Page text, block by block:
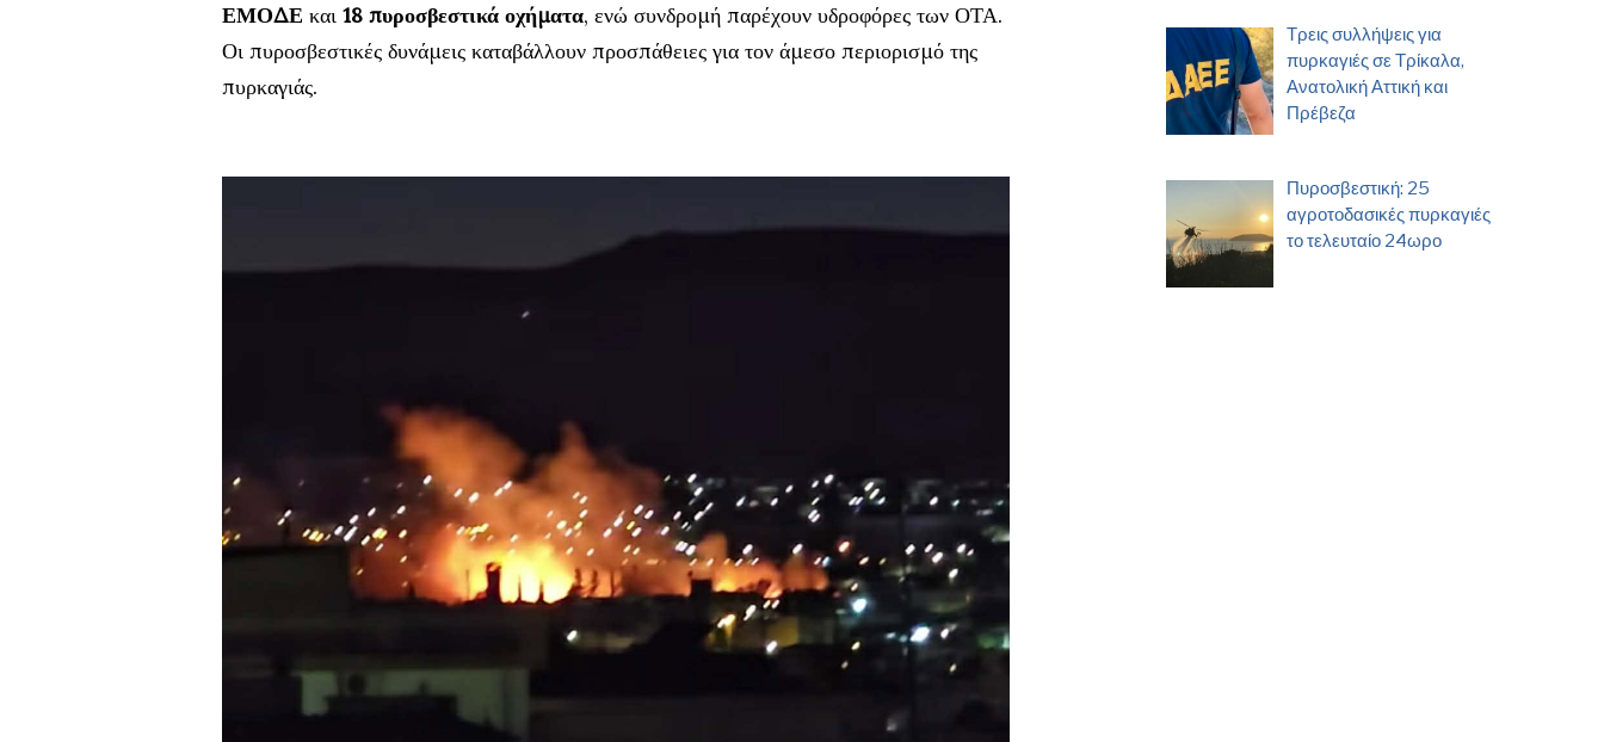
ΕΜΟΔΕ και 18 πυροσβεστικά οχήματα, ενώ συνδρομή παρέχουν υδροφόρες των ΟΤΑ.
Οι πυροσβεστικές δυνάμεις καταβάλλουν προσπάθειες για τον άμεσο περιορισμό της
πυρκαγιάς.
Τρεις συλλήψεις για
πυρκαγιές σε Τρίκαλα,
Ανατολική Αττική και
Πρέβεζα
Πυροσβεστική: 25
αγροτοδασικές πυρκαγιές
το τελευταίο 24ωρο